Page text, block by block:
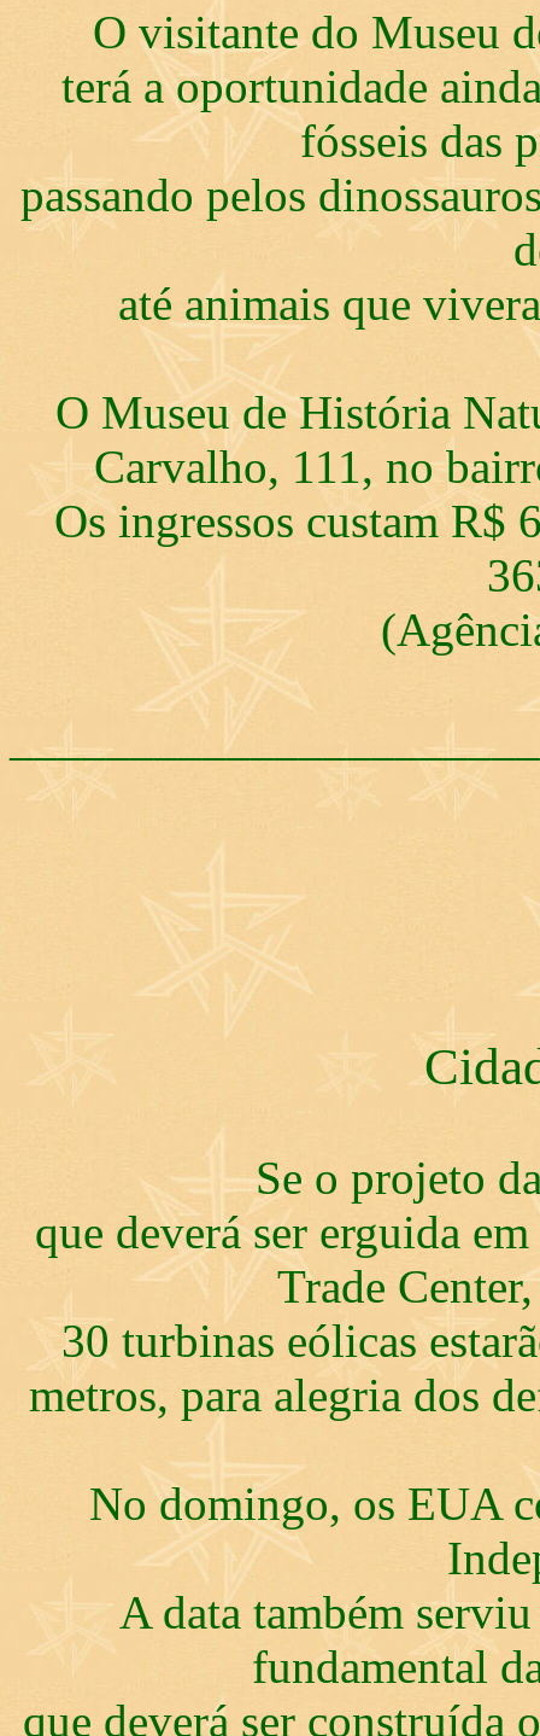
O visitante do Museu
terá a oportunidade
fósseis das
passando pelos
até animais que
O Museu de História
Carvalho, 111, no
Os ingressos custam
Se o projeto
que deverá ser erguida
Trade
30 turbinas eólicas
metros, para alegria dos
No domingo, os EUA
A data também
fundamental
que deverá ser construída